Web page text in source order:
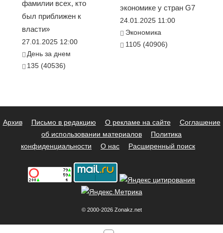
фамилии всех, кто
был приближен к
власти»
27.01.2025 12:00
День за днем
135 (40536)
экономике у стран G7
24.01.2025 11:00
Экономика
1105 (40906)
Архив Письмо в редакцию О рекламе на сайте
Соглашение
об использовании материалов
Политика
конфиденциальности
О нас Расширенный поиск
© 2000-2026 Zonakz.net